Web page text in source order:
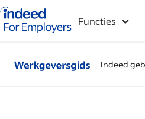
Startpagina van Indeed - Voor
Functies
Indeed